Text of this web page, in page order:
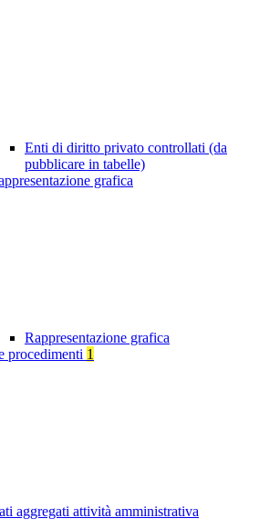
Enti di diritto privato controllati (da
pubblicare in tabelle)
grafica
Rappresentazione grafica
procedimenti 1
aggregati attività amministrativa